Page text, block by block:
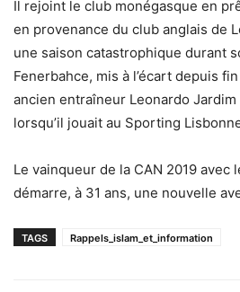
Il rejoint le club monégasque en
en provenance du club anglais de
une saison catastrophique durant
Fenerbahce, mis à l’écart depuis
ancien entraîneur Leonardo Jardim
lorsqu’il jouait au Sporting
Le vainqueur de la CAN 2019
démarre, à 31 ans, une nouvelle
TAGS Rappels_islam_et_information